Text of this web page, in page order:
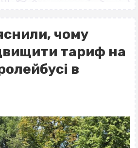
чому
тариф на
в